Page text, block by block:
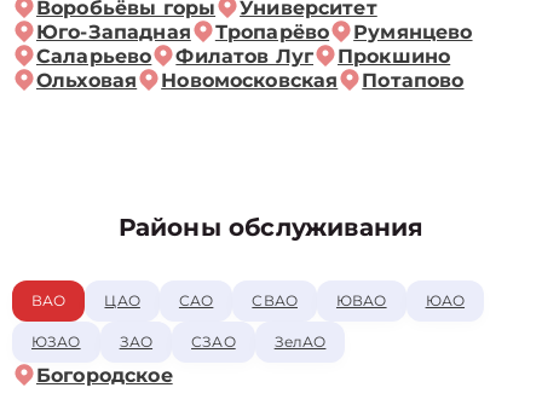
Воробьёвы горы
Университет
Юго-Западная
Тропарёво
Румянцево
Саларьево
Филатов Луг
Прокшино
Ольховая
Новомосковская Потапово
Районы обслуживания
ВАО ЦАО САО СВАО ЮВАО ЮАО
ЮЗАО ЗАО СЗАО ЗелАО
Богородское